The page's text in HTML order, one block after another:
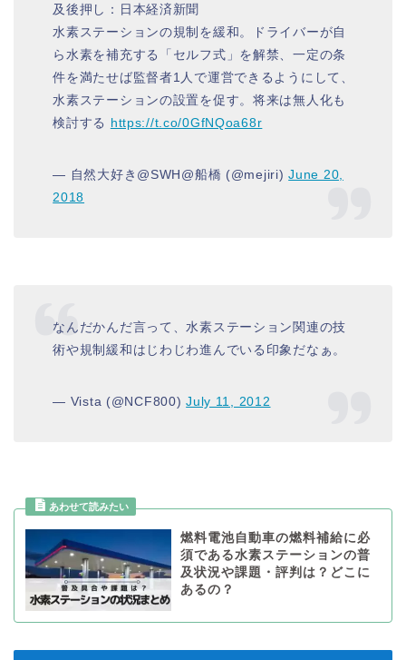
及後押し：日本経済新聞
水素ステーションの規制を緩和。ドライバーが自
ら水素を補充する「セルフ式」を解禁、一定の条
件を満たせば監督者1人で運営できるようにして、
水素ステーションの設置を促す。将来は無人化も
検討する https://t.co/0GfNQoa68r
— 自然大好き@SWH@船橋 (@mejiri)June 20,
2018
なんだかんだ言って、水素ステーション関連の技
術や規制緩和はじわじわ進んでいる印象だなぁ。
— Vista (@NCF800)July 11, 2012
燃料電池自動車の燃料補給に必
須である水素ステーションの普
及状況や課題・評判は？どこに
あるの？